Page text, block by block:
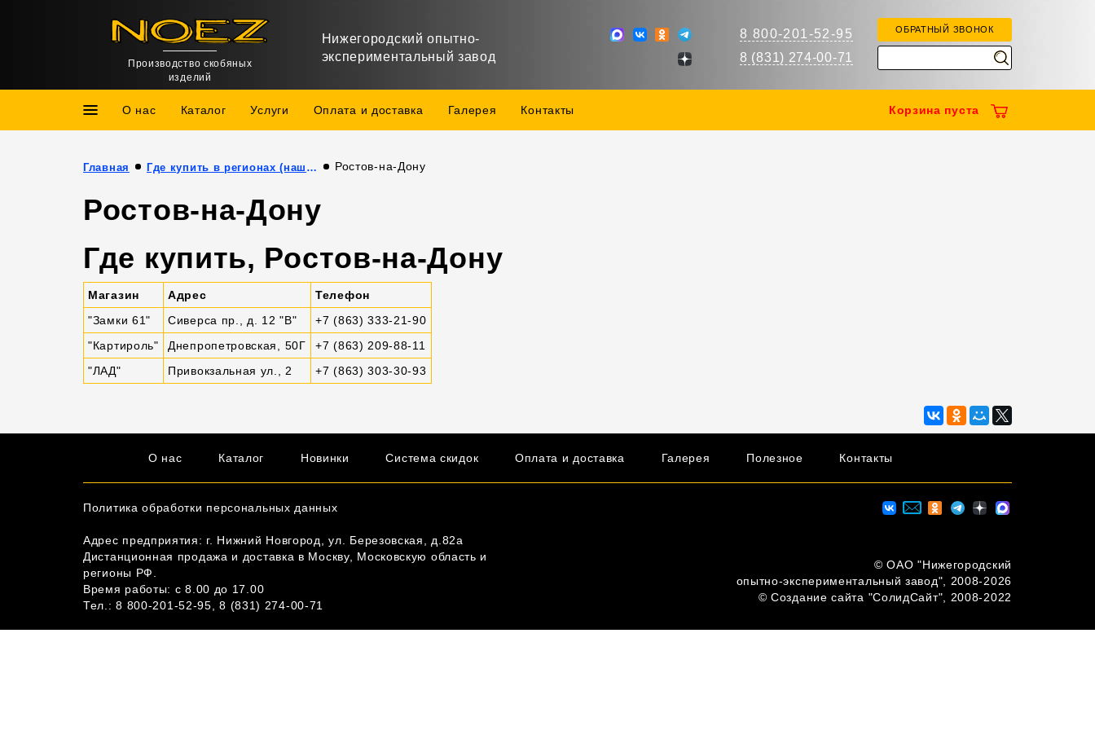
Производство скобяных
изделий
Нижегородский опытно-
экспериментальный завод
8 800-201-52-95
8 (831) 274-00-71
ОБРАТНЫЙ ЗВОНОК
О нас Каталог Услуги Оплата и доставка Галерея Контакты Корзина пуста
Главная Где купить в регионах (наши партнёры) Ростов-на-Дону
Ростов-на-Дону
Где купить, Ростов-на-Дону
Магазин Адрес
Телефон
"Замки 61"
Сиверса пр., д. 12 "В"
+7 (863) 333-21-90
"Картироль"
Днепропетровская, 50Г
+7 (863) 209-88-11
"ЛАД"
Привокзальная ул., 2 +7 (863) 303-30-93
О нас Каталог Новинки Система скидок Оплата и доставка Галерея Полезное Контакты
Политика обработки персональных данных
Адрес предприятия: г. Нижний Новгород, ул. Березовская, д.82а
Дистанционная продажа и доставка в Москву, Московскую область и
регионы РФ.
Время работы: c 8.00 до 17.00
Тел.:8 800-201-52-95 ,8 (831) 274-00-71
© ОAО "Нижегородский
опытно-экспериментальный завод", 2008-2026
© Создание сайта "СолидСайт", 2008-2022